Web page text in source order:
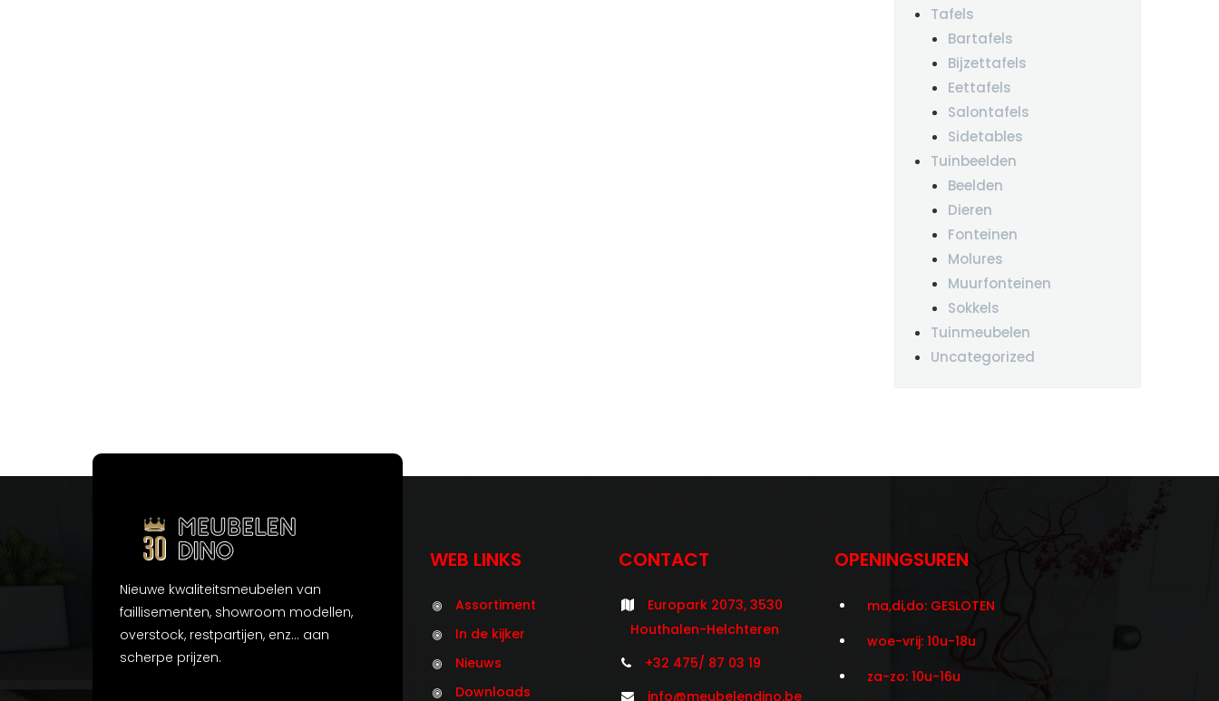
Tafels
Bartafels
Bijzettafels
Eettafels
Salontafels
Sidetables
Tuinbeelden
Beelden
Dieren
Fonteinen
Molures
Muurfonteinen
Sokkels
Tuinmeubelen
Uncategorized
Nieuwe kwaliteitsmeubelen van
faillisementen, showroom modellen,
overstock, restpartijen, enz... aan
scherpe prijzen.
WEB LINKS
Assortiment
In de kijker
Nieuws
Downloads
CONTACT
Europark 2073, 3530
Houthalen-Helchteren
+32 475/ 87 03 19
info@meubelendino.be
OPENINGSUREN
ma,di,do: GESLOTEN
woe-vrij: 10u-18u
za-zo: 10u-16u